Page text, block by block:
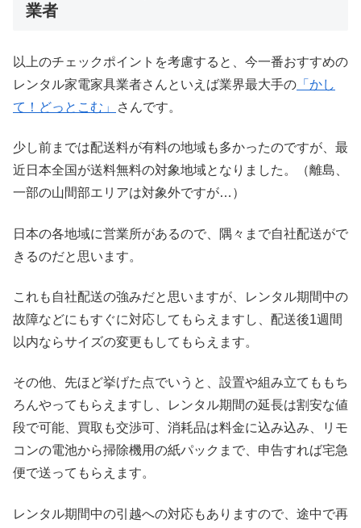
業者
以上のチェックポイントを考慮すると、今一番おすすめの
レンタル家電家具業者さんといえば業界最大手の 「かし
て！どっとこむ」
さんです。
少し前までは配送料が有料の地域も多かったのですが、最
近日本全国が送料無料の対象地域となりました。（離島、
一部の山間部エリアは対象外ですが…）
日本の各地域に営業所があるので、隅々まで自社配送がで
きるのだと思います。
これも自社配送の強みだと思いますが、レンタル期間中の
故障などにもすぐに対応してもらえますし、配送後1週間
以内ならサイズの変更もしてもらえます。
その他、先ほど挙げた点でいうと、設置や組み立てももち
ろんやってもらえますし、レンタル期間の延長は割安な値
段で可能、買取も交渉可、消耗品は料金に込み込み、リモ
コンの電池から掃除機用の紙パックまで、申告すれば宅急
便で送ってもらえます。
レンタル期間中の引越への対応もありますので、途中で再